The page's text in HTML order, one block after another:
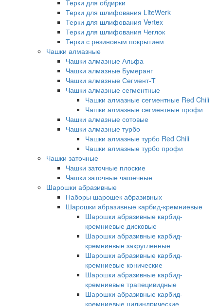
Терки для обдирки
Терки для шлифования LiteWerk
Терки для шлифования Vertex
Терки для шлифования Чеглок
Терки с резиновым покрытием
Чашки алмазные
Чашки алмазные Альфа
Чашки алмазные Бумеранг
Чашки алмазные Сегмент-Т
Чашки алмазные сегментные
Чашки алмазные сегментные Red Chili
Чашки алмазные сегментные профи
Чашки алмазные сотовые
Чашки алмазные турбо
Чашки алмазные турбо Red Chili
Чашки алмазные турбо профи
Чашки заточные
Чашки заточные плоские
Чашки заточные чашечные
Шарошки абразивные
Наборы шарошек абразивных
Шарошки абразивные карбид-кремниевые
Шарошки абразивные карбид-
кремниевые дисковые
Шарошки абразивные карбид-
кремниевые закругленные
Шарошки абразивные карбид-
кремниевые конические
Шарошки абразивные карбид-
кремниевые трапецивидные
Шарошки абразивные карбид-
кремниевые цилиндрические